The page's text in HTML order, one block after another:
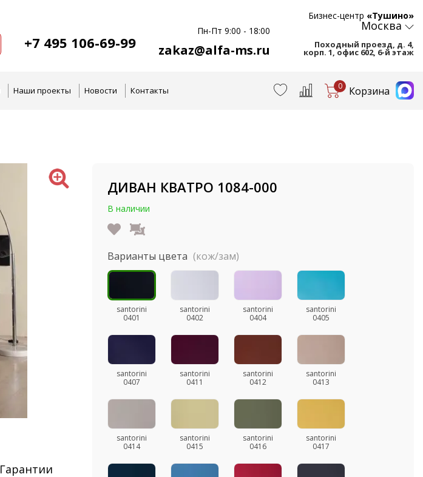
+7 495 106-69-99
Пн-Пт 9:00 - 18:00
zakaz@alfa-ms.ru
Бизнес-центр «Тушино»
Москва
Походный проезд, д. 4,
корп. 1, офис 602, 6-й этаж
Наши проекты Новости Контакты 0 Корзина
Гарантии
ДИВАН КВАТРО 1084-000
В наличии
Варианты цвета (кож/зам)
santorini
0401
santorini
0402
santorini
0404
santorini
0405
santorini
0407
santorini
0411
santorini
0412
santorini
0413
santorini
0414
santorini
0415
santorini
0416
santorini
0417